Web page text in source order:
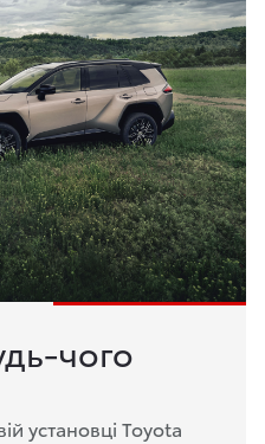
чого
установці Toyota